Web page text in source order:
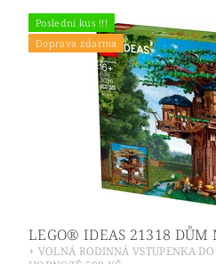
Poslední kus !!!
Doprava zdarma
LEGO® IDEAS 21318 DŮM
+ VOLNÁ RODINNÁ VSTUPENKA